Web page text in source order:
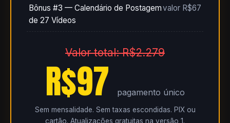
Bônus #3 — Calendário de Postagem
de 27 Vídeos
valor R$67
Valor total: R$2.279
R$97 pagamento único
Sem mensalidade. Sem taxas escondidas. PIX ou
cartão. Atualizações gratuitas na versão 1.